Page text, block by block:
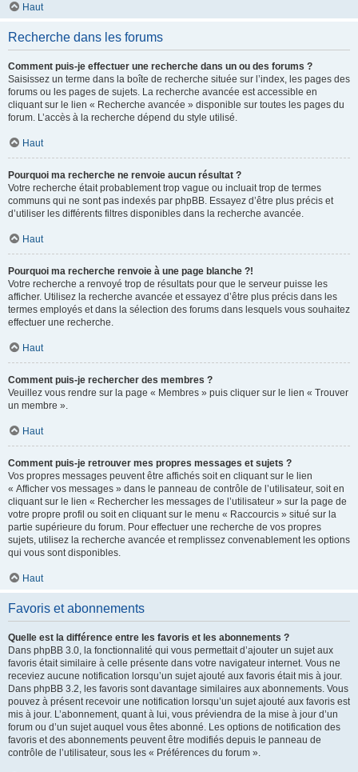
Haut
Recherche dans les forums
Comment puis-je effectuer une recherche dans un ou des forums ?
Saisissez un terme dans la boîte de recherche située sur l’index, les pages des
forums ou les pages de sujets. La recherche avancée est accessible en
cliquant sur le lien « Recherche avancée » disponible sur toutes les pages du
forum. L’accès à la recherche dépend du style utilisé.
Haut
Pourquoi ma recherche ne renvoie aucun résultat ?
Votre recherche était probablement trop vague ou incluait trop de termes
communs qui ne sont pas indexés par phpBB. Essayez d’être plus précis et
d’utiliser les différents filtres disponibles dans la recherche avancée.
Haut
Pourquoi ma recherche renvoie à une page blanche ?!
Votre recherche a renvoyé trop de résultats pour que le serveur puisse les
afficher. Utilisez la recherche avancée et essayez d’être plus précis dans les
termes employés et dans la sélection des forums dans lesquels vous souhaitez
effectuer une recherche.
Haut
Comment puis-je rechercher des membres ?
Veuillez vous rendre sur la page « Membres » puis cliquer sur le lien « Trouver
un membre ».
Haut
Comment puis-je retrouver mes propres messages et sujets ?
Vos propres messages peuvent être affichés soit en cliquant sur le lien
« Afficher vos messages » dans le panneau de contrôle de l’utilisateur, soit en
cliquant sur le lien « Rechercher les messages de l’utilisateur » sur la page de
votre propre profil ou soit en cliquant sur le menu « Raccourcis » situé sur la
partie supérieure du forum. Pour effectuer une recherche de vos propres
sujets, utilisez la recherche avancée et remplissez convenablement les options
qui vous sont disponibles.
Haut
Favoris et abonnements
Quelle est la différence entre les favoris et les abonnements ?
Dans phpBB 3.0, la fonctionnalité qui vous permettait d’ajouter un sujet aux
favoris était similaire à celle présente dans votre navigateur internet. Vous ne
receviez aucune notification lorsqu’un sujet ajouté aux favoris était mis à jour.
Dans phpBB 3.2, les favoris sont davantage similaires aux abonnements. Vous
pouvez à présent recevoir une notification lorsqu’un sujet ajouté aux favoris est
mis à jour. L’abonnement, quant à lui, vous préviendra de la mise à jour d’un
forum ou d’un sujet auquel vous êtes abonné. Les options de notification des
favoris et des abonnements peuvent être modifiés depuis le panneau de
contrôle de l’utilisateur, sous les « Préférences du forum ».